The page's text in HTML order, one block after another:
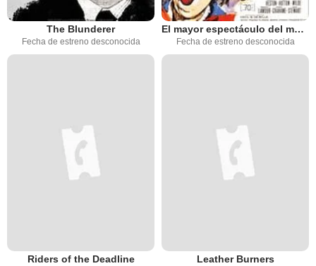
The Blunderer
Fecha de estreno desconocida
El mayor espectáculo del mundo
Fecha de estreno desconocida
Riders of the Deadline Leather Burners